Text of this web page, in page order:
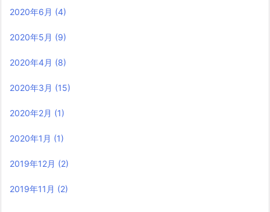
2020年6月 (4)
2020年5月 (9)
2020年4月 (8)
2020年3月 (15)
2020年2月 (1)
2020年1月 (1)
2019年12月 (2)
2019年11月 (2)